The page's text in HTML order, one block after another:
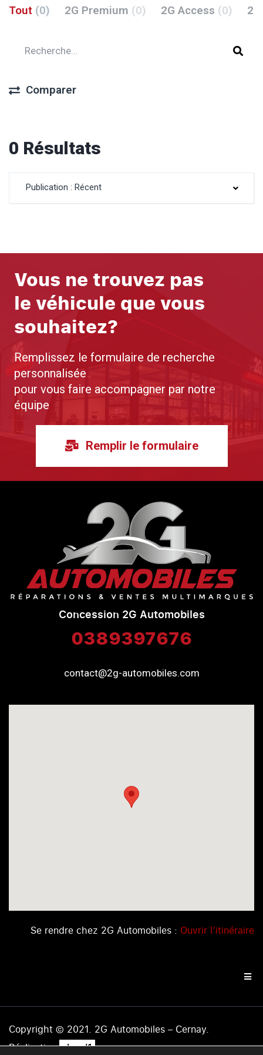
Tout (0) 2G Premium (0) 2G Access (0)
Comparer
0 Résultats
Publication : Récent
Vous ne trouvez pas
le véhicule que vous
souhaitez?
Remplissez le formulaire de recherche
personnalisée
pour vous faire accompagner par notre
équipe
Remplir le formulaire
Concession 2G Automobiles
0389397676
contact@2g-automobiles.com
Se rendre chez 2G Automobiles : Ouvrir l’itinéraire
Copyright © 2021. 2G Automobiles – Cernay.
Réalisation .level1